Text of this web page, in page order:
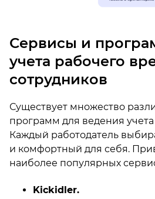
Сервисы и
учета рабочего
сотрудников
Существует множество
программ для ведения
Каждый работодатель
и комфортный для себя.
наиболее популярных
Kickidler.